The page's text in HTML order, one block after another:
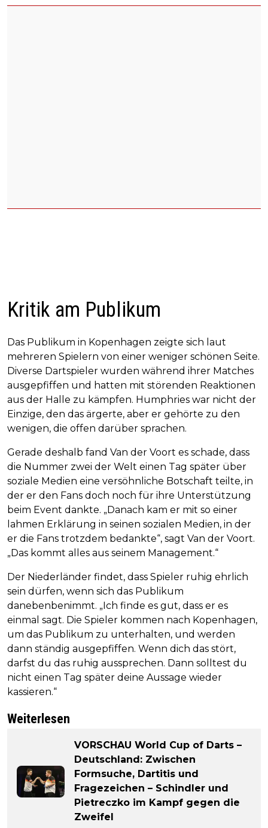
Kritik am Publikum
Das Publikum in Kopenhagen zeigte sich laut
mehreren Spielern von einer weniger schönen Seite.
Diverse Dartspieler wurden während ihrer Matches
ausgepfiffen und hatten mit störenden Reaktionen
aus der Halle zu kämpfen. Humphries war nicht der
Einzige, den das ärgerte, aber er gehörte zu den
wenigen, die offen darüber sprachen.
Gerade deshalb fand Van der Voort es schade, dass
die Nummer zwei der Welt einen Tag später über
soziale Medien eine versöhnliche Botschaft teilte, in
der er den Fans doch noch für ihre Unterstützung
beim Event dankte. „Danach kam er mit so einer
lahmen Erklärung in seinen sozialen Medien, in der
er die Fans trotzdem bedankte“, sagt Van der Voort.
„Das kommt alles aus seinem Management.“
Der Niederländer findet, dass Spieler ruhig ehrlich
sein dürfen, wenn sich das Publikum
danebenbenimmt. „Ich finde es gut, dass er es
einmal sagt. Die Spieler kommen nach Kopenhagen,
um das Publikum zu unterhalten, und werden
dann ständig ausgepfiffen. Wenn dich das stört,
darfst du das ruhig aussprechen. Dann solltest du
nicht einen Tag später deine Aussage wieder
kassieren.“
Weiterlesen
VORSCHAU World Cup of Darts –
Deutschland: Zwischen
Formsuche, Dartitis und
Fragezeichen – Schindler und
Pietreczko im Kampf gegen die
Zweifel